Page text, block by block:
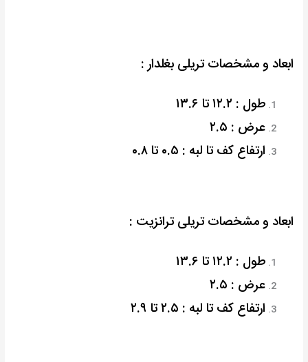
ابعاد و مشخصات تریلی بغلدار :
طول : ۱۲.۲ تا ۱۳.۶
عرض : ۲.۵
ارتفاع کف تا لبه : ۰.۵ تا ۰.۸
ابعاد و مشخصات تریلی ترانزیت :
طول : ۱۲.۲ تا ۱۳.۶
عرض : ۲.۵
ارتفاع کف تا لبه : ۲.۵ تا ۲.۹